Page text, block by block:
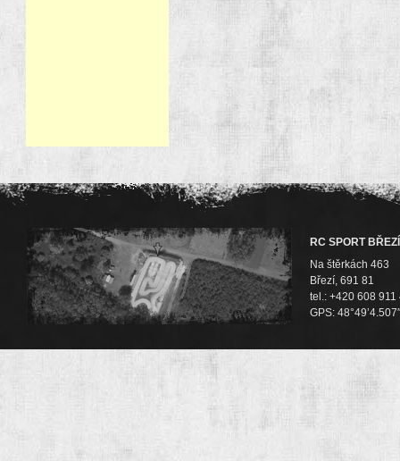
RC SPORT BŘEZÍ
Na štěrkách 463
Březí, 691 81
tel.: +420 608 911
GPS: